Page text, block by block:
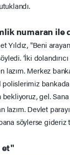
numaran ile
"Beni
’İki
lazım. Merkez
bankada
gel.
lazım. Devlet
söylerse
et"